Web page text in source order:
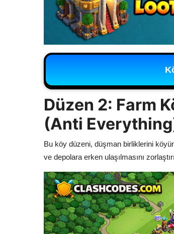
Düzen 2: Farm
(Anti
Bu köy düzeni, düşman birliklerini
ve depolara erken ulaşılmasını